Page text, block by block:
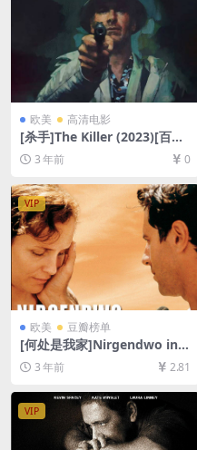
欧美 高清电影
[杀手]The Killer (2023)[百度
网盘+夸克网盘1080P超清未
删减资源][网盘在线播放/下
载][MP4/4.8GB][中英字幕]
3 年前 0
VIP
欧美 豆瓣榜单
[何处是我家]Nirgendwo in A
frika (2001)[百度网盘+迅雷
云盘资源1080P超清未删减]
[MP4/8GB][中文字幕]
3 年前 2.81
VIP